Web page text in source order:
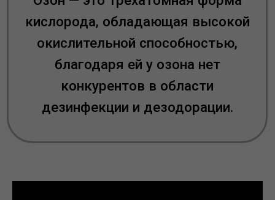
Преимущество озона перед